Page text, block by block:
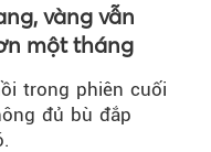
vàng vẫn
một tháng
trong phiên cuối
đủ bù đắp